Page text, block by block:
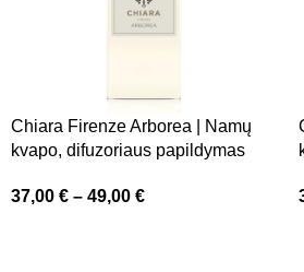
Chiara Firenze Arborea | Namų
kvapo, difuzoriaus papildymas
37,00 € – 49,00 €